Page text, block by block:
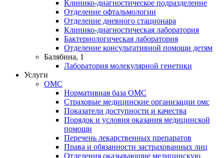
Клинико-диагностическое подразделение
Отделение офтальмологии
Отделение дневного стационара
Клинико-диагностическая лаборатория
Бактериологическая лаборатория
Отделение консультативной помощи детям
Балябина, 1
Лаборатория молекулярной генетики
Услуги
ОМС
Нормативная база ОМС
Страховые медицинские организации омс
Показатели доступности и качества
Порядок и условия оказания медицинской
помощи
Перечень лекарственных препаратов
Права и обязанности застрахованных лиц
Отделения оказывающие медицинскую